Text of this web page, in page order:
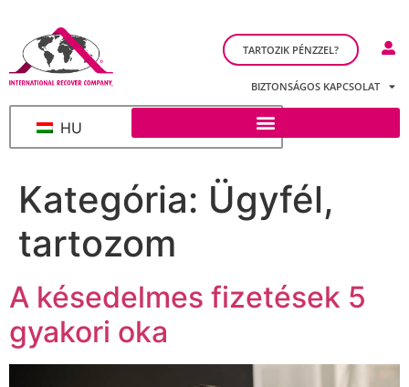
HU
TARTOZIK PÉNZZEL?
BIZTONSÁGOS KAPCSOLAT
Kategória: Ügyfél,
tartozom
A késedelmes fizetések 5
gyakori oka